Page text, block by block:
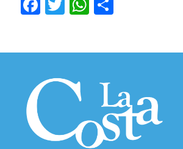
Facebook
TwitterWhatsApp